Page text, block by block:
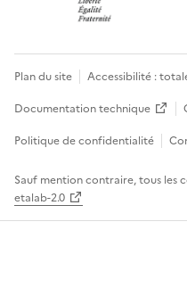
Plan du site Accessibilité :
Documentation technique
Politique de confidentialité
Sauf mention contraire, tous les
etalab-2.0